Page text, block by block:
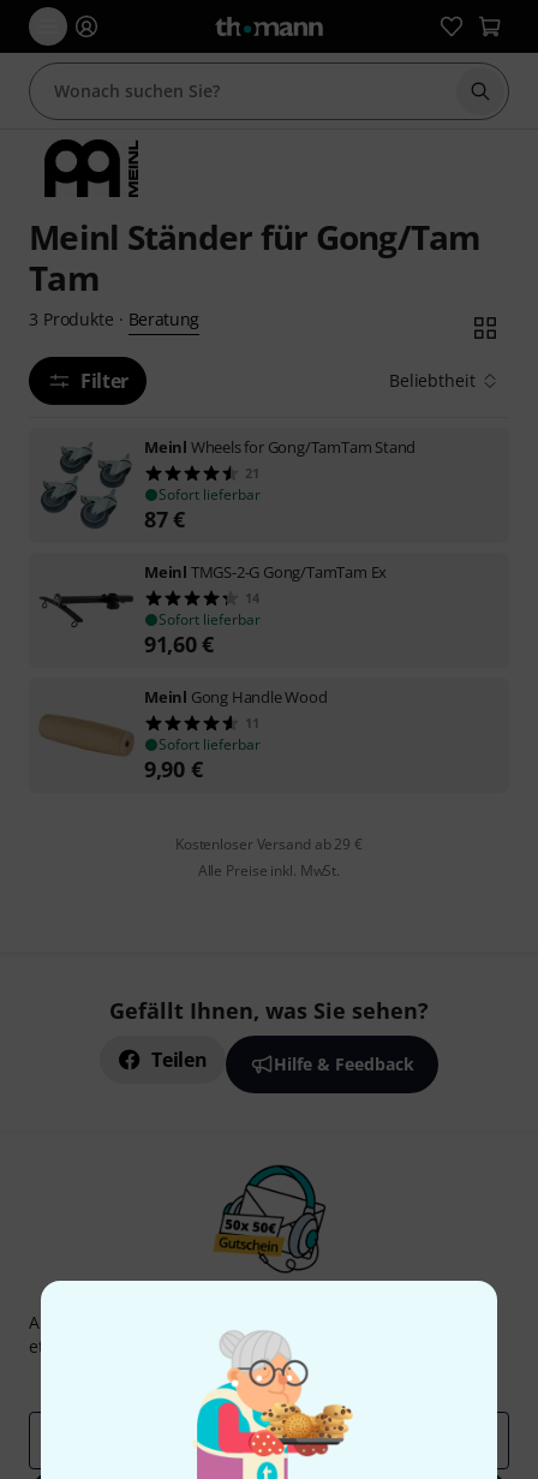
Suche
Meinl Ständer für Gong/Tam
Tam
3 Produkte · Beratung
Filter Beliebtheit
Meinl Wheels for Gong/TamTam Stand
21
Sofort lieferbar
87€
Meinl TMGS-2-G Gong/TamTam Ex
14
Sofort lieferbar
91,60€
Meinl Gong Handle Wood
11
Sofort lieferbar
9,90 €
Kostenloser Versand ab 29 €
Alle Preise inkl. MwSt.
Gefällt Ihnen, was Sie sehen?
Teilen Hilfe & Feedback
Abonniere den Thomann Newsletter und gewinne mit
etwas Glück einen von
50 Gutscheinen
Inspirierende Beiträge
Deals